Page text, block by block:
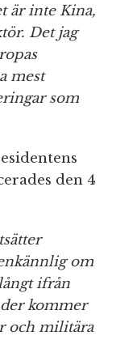
är inte Kina,
Det jag
mest
som
den 4
om
ifrån
kommer
och militära